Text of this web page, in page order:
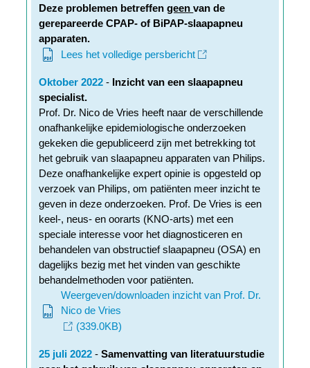
Deze problemen betreffengeenvan de
gerepareerde CPAP- of BiPAP-slaapapneu
apparaten.
Lees het volledige persbericht
Oktober 2022 - Inzicht van een slaapapneu
specialist.
Prof. Dr. Nico de Vries heeft naar de verschillende
onafhankelijke epidemiologische onderzoeken
gekeken die gepubliceerd zijn met betrekking tot
het gebruik van slaapapneu apparaten van Philips.
Deze onafhankelijke expert opinie is opgesteld op
verzoek van Philips, om patiënten meer inzicht te
geven in deze onderzoeken. Prof. De Vries is een
keel-, neus- en oorarts (KNO-arts) met een
speciale interesse voor het diagnosticeren en
behandelen van obstructief slaapapneu (OSA) en
dagelijks bezig met het vinden van geschikte
behandelmethoden voor patiënten.
Weergeven/downloaden inzicht van Prof. Dr.
Nico de Vries
(339.0KB)
25 juli 2022 -Samenvatting van literatuurstudie